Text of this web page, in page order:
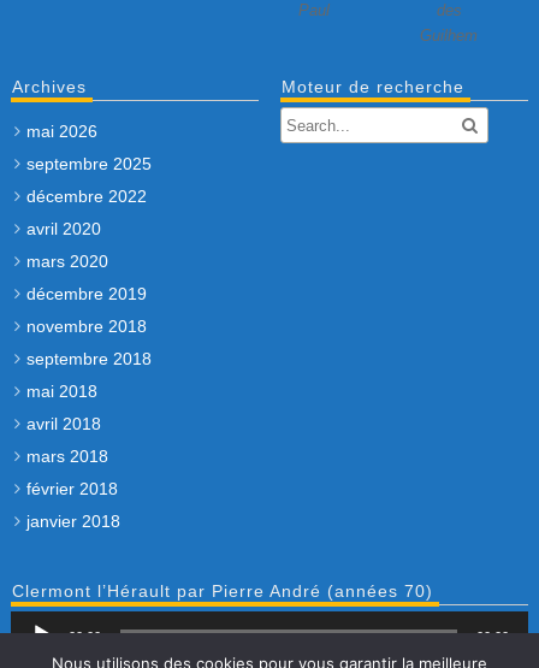
Paul
des
Guilhem
Archives
mai 2026
septembre 2025
décembre 2022
avril 2020
mars 2020
décembre 2019
novembre 2018
septembre 2018
mai 2018
avril 2018
mars 2018
février 2018
janvier 2018
Moteur de recherche
Clermont l’Hérault par Pierre André (années 70)
audio
00:00 00:00
Nous utilisons des cookies pour vous garantir la meilleure